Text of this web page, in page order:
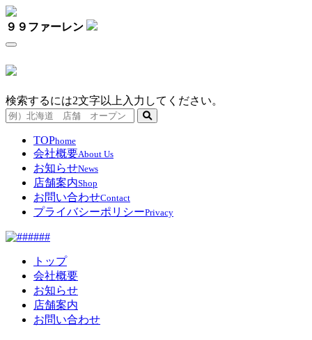
９９ファーレン
検索するには2文字以上入力してください。
TOPhome
会社概要About Us
お知らせNews
店舗案内Shop
お問い合わせContact
プライバシーポリシーPrivacy
トップ
会社概要
お知らせ
店舗案内
お問い合わせ